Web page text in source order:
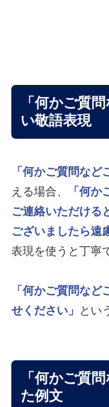
「何かご質
い敬語表現
「何かご質問など
える場合、
「何
ご連絡いただける
ございましたら遠
表現を使うと丁寧
「何かご質問な
せください」
とい
「何かご質
た例文